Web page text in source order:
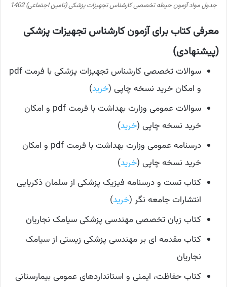
جدول مواد آزمون حیطه تخصصی کارشناس تجهیزات پزشکی (تامین اجتماعی) 1402
معرفی کتاب برای آزمون کارشناس تجهیزات پزشکی
(پیشنهادی)
سوالات تخصصی کارشناس تجهیزات پزشکی با فرمت pdf
و امکان خرید نسخه چاپی (خرید)
سوالات عمومی وزارت بهداشت با فرمت pdf و امکان
خرید نسخه چاپی (خرید)
درسنامه عمومی وزارت بهداشت با فرمت pdf و امکان
خرید نسخه چاپی (خرید)
کتاب تست و درسنامه فیزیک پزشکی از سلمان ذکریایی
انتشارات جامعه نگر (خرید)
کتاب زبان تخصصی مهندسی پزشکی سیامک نجاریان
کتاب مقدمه ای بر مهندسی پزشکی زیستی از سیامک
نجاریان
کتاب حفاظت، ایمنی و استانداردهای عمومی بیمارستانی